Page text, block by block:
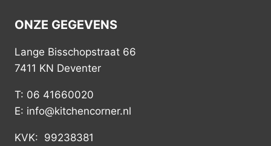
ONZE GEGEVENS
Lange Bisschopstraat 66
7411 KN Deventer
T: 06 41660020
E: info@kitchencorner.nl
KVK: 99238381